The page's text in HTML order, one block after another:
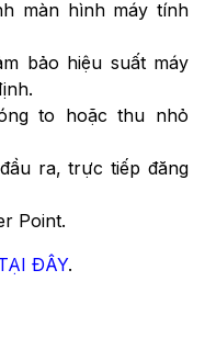
màn hình máy tính
bảo hiệu suất máy
to hoặc thu nhỏ
ra, trực tiếp đăng
Point.
ĐÂY.